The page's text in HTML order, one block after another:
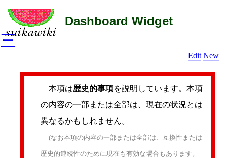
Dashboard Widget
Edit New
本項は歴史的事項を説明しています。本項
の内容の一部または全部は、現在の状況とは
異なるかもしれません。
(なお本項の内容の一部または全部は、 互換性 または
歴史的連続性のために現在も有効な場合もあります。
三